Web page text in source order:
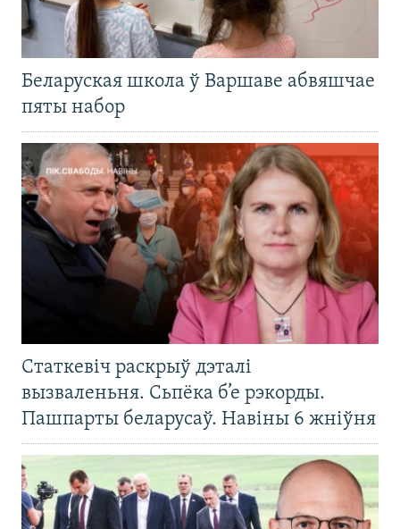
Беларуская школа ў Варшаве абвяшчае
пяты набор
Статкевіч раскрыў дэталі
вызваленьня. Сьпёка б’е рэкорды.
Пашпарты беларусаў. Навіны 6 жніўня